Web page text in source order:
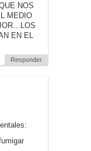
NOS
MEDIO
EN EL
Responder